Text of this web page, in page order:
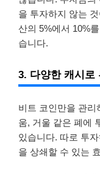
을 투자하지 않는
산의 5%에서 10%
습니다.
3. 다양한 캐시로
비트 코인만을 관리
움, 거울 같은 폐에
있습니다. 따로 투
을 상쇄할 수 있는